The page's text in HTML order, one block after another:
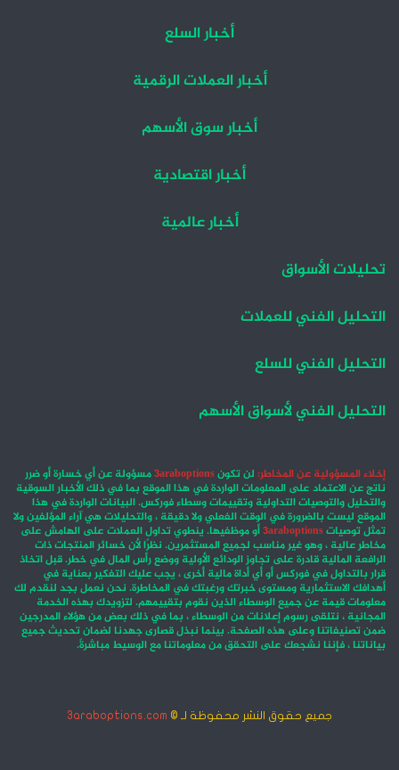
أخبار السلع
أخبار العملات الرقمية
أخبار سوق الأسهم
أخبار اقتصادية
أخبار عالمية
تحليلات الأسواق
التحليل الفني للعملات
التحليل الفني للسلع
التحليل الفني لأسواق الأسهم
إخلاء المسؤولية عن المخاطر: لن تكون3araboptionsمسؤولة عن أي خسارة أو ضرر
ناتج عن الاعتماد على المعلومات الواردة في هذا الموقع بما في ذلك الأخبار السوقية
والتحليل والتوصيات التداولية وتقييمات وسطاء فوركس. البيانات الواردة في هذا
الموقع ليست بالضرورة في الوقت الفعلي ولا دقيقة ، والتحليلات هي آراء المؤلفين ولا
تمثل توصيات3araboptionsأو موظفيها. ينطوي تداول العملات على الهامش على
مخاطر عالية ، وهو غير مناسب لجميع المستثمرين. نظرًا لأن خسائر المنتجات ذات
الرافعة المالية قادرة على تجاوز الودائع الأولية ووضع رأس المال في خطر. قبل اتخاذ
قرار بالتداول في فوركس أو أي أداة مالية أخرى ، يجب عليك التفكير بعناية في
أهدافك الاستثمارية ومستوى خبرتك ورغبتك في المخاطرة. نحن نعمل بجد لنقدم لك
معلومات قيمة عن جميع الوسطاء الذين نقوم بتقييمهم. لتزويدك بهذه الخدمة
المجانية ، نتلقى رسوم إعلانات من الوسطاء ، بما في ذلك بعض من هؤلاء المدرجين
ضمن تصنيفاتنا وعلى هذه الصفحة. بينما نبذل قصارى جهدنا لضمان تحديث جميع
بياناتنا ، فإننا نشجعك على التحقق من معلوماتنا مع الوسيط مباشرةً.
جميع حقوق النشر محفوظة لـ © 3araboptions.com